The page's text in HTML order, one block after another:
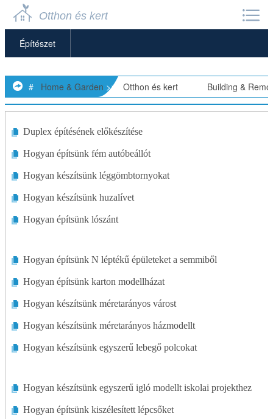
Otthon és kert
Építészet
Épülettervezés
Építőanyagok és Kellékek
Szőnyeg
Mennyezetek
Energiahatékony Otthonok
Kandallók
Padlók
Történelmi Restaurálás
# Home & Garden >> Otthon és kert Building &
Duplex építésének előkészítése
Hogyan építsünk fém autóbeállót
Hogyan készítsünk léggömbtornyokat
Hogyan készítsünk huzalívet
Hogyan építsünk lószánt
Hogyan építsünk N léptékű épületeket a semmiből
Hogyan építsünk karton modellházat
Hogyan készítsünk méretarányos várost
Hogyan készítsünk méretarányos házmodellt
Hogyan készítsünk egyszerű lebegő polcokat
Hogyan készítsünk egyszerű igló modellt iskolai projekthez
Hogyan építsünk kiszélesített lépcsőket